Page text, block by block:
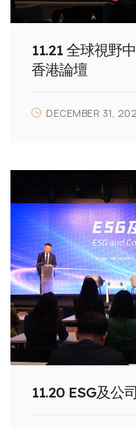
11.21 全球視野
香港論壇
DECEMBER 31,
11.20 ESG及公